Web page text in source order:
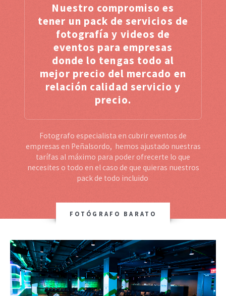
Nuestro compromiso es
tener un pack de servicios de
fotografía y videos de
eventos para empresas
donde lo tengas todo al
mejor precio del mercado en
relación calidad servicio y
precio.
Fotografo especialista en cubrir eventos de
empresas en Peñalsordo, hemos ajustado nuestras
tarífas al máximo para poder ofrecerte lo que
necesites o todo en el caso de que quieras nuestros
pack de todo incluido
FOTÓGRAFO BARATO